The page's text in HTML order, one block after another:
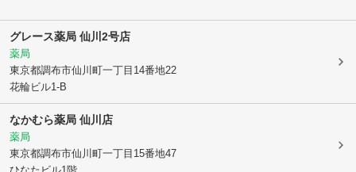
グレース薬局 仙川2号店
薬局
東京都調布市仙川町一丁目14番地22
花輪ビル1-B
なかむら薬局 仙川店
薬局
東京都調布市仙川町一丁目15番地47